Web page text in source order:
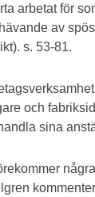
arbetat för
av
s. 53-81.
och
sina